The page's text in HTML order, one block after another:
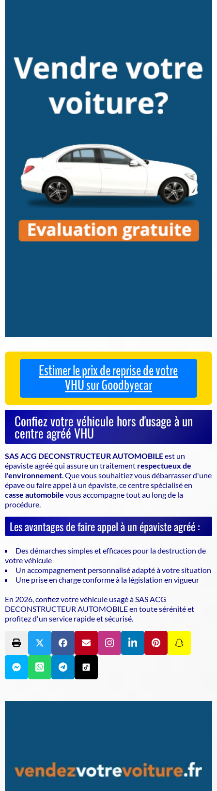
Estimer le prix de reprise de votre
VHU sur Goodbyecar
Confiez votre véhicule hors d'usage à un
centre agréé VHU
SAS ACG DECONSTRUCTEUR AUTOMOBILEest un
épaviste agrééqui assure un traitement respectueux de
l'environnement . Que vous souhaitiez vous débarrasser d'une
épave ou faire appel à un épaviste , ce centre spécialisé en
casse automobile vous accompagne tout au long de la
procédure.
Les avantages de faire appel à un épaviste agréé :
Des démarches simples et efficaces pour la destruction de
votre véhicule
Un accompagnement personnalisé adapté à votre situation
Une prise en charge conforme à la législation en vigueur
En 2026, confiez votre véhicule usagé à SAS ACG
DECONSTRUCTEUR AUTOMOBILE en toute sérénité et
profitez d'un service rapide et sécurisé.